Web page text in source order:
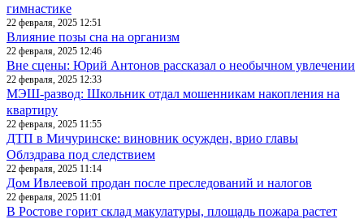
гимнастике
22 февраля, 2025 12:51
Влияние позы сна на организм
22 февраля, 2025 12:46
Вне сцены: Юрий Антонов рассказал о необычном увлечении
22 февраля, 2025 12:33
МЭШ-развод: Школьник отдал мошенникам накопления на
квартиру
22 февраля, 2025 11:55
ДТП в Мичуринске: виновник осужден, врио главы
Облздрава под следствием
22 февраля, 2025 11:14
Дом Ивлеевой продан после преследований и налогов
22 февраля, 2025 11:01
В Ростове горит склад макулатуры, площадь пожара растет